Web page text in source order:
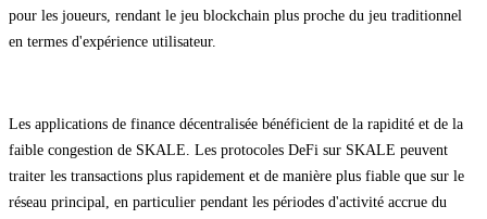
pour les joueurs, rendant le jeu blockchain plus proche du jeu traditionnel
en termes d'expérience utilisateur.
Les applications de finance décentralisée bénéficient de la rapidité et de la
faible congestion de SKALE. Les protocoles DeFi sur SKALE peuvent
traiter les transactions plus rapidement et de manière plus fiable que sur le
réseau principal, en particulier pendant les périodes d'activité accrue du